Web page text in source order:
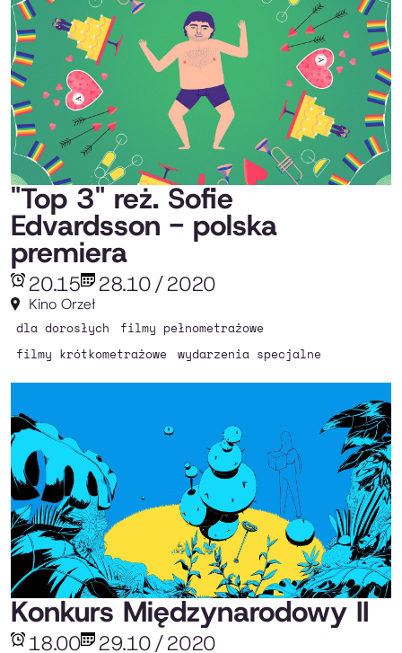
"Top 3" reż. Sofie
Edvardsson - polska
premiera
28.10/2020
20.15
Kino Orzeł
dla dorosłych
filmy pełnometrażowe
filmy krótkometrażowe
wydarzenia specjalne
Konkurs Międzynarodowy II
29.10/2020
18.00